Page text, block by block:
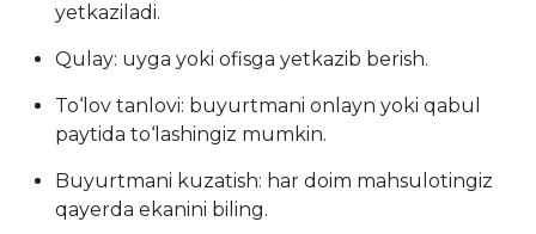
yetkaziladi.
Qulay: uyga yoki ofisga yetkazib berish.
To‘lov tanlovi: buyurtmani onlayn yoki qabul
paytida to‘lashingiz mumkin.
Buyurtmani kuzatish: har doim mahsulotingiz
qayerda ekanini biling.